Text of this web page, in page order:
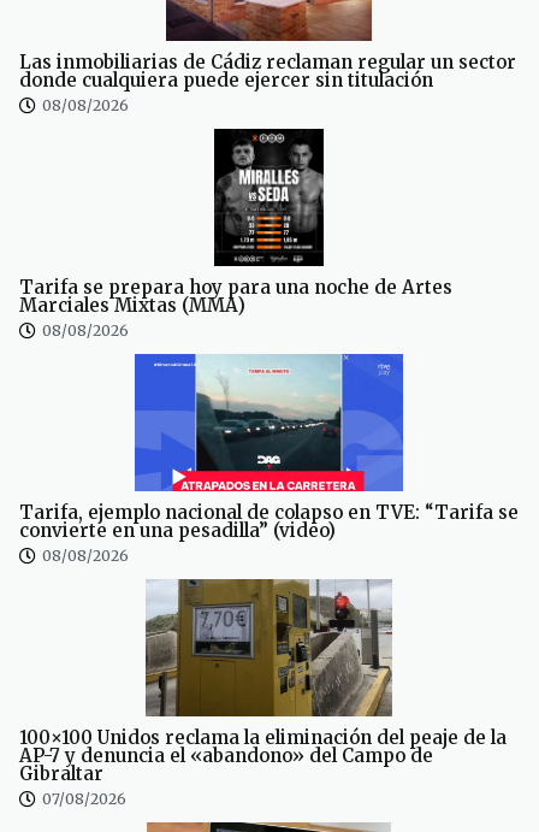
Las inmobiliarias de Cádiz reclaman regular un sector
donde cualquiera puede ejercer sin titulación
08/08/2026
Tarifa se prepara hoy para una noche de Artes
Marciales Mixtas (MMA)
08/08/2026
Tarifa, ejemplo nacional de colapso en TVE: “Tarifa se
convierte en una pesadilla” (video)
08/08/2026
100×100 Unidos reclama la eliminación del peaje de la
AP-7 y denuncia el «abandono» del Campo de
Gibraltar
07/08/2026